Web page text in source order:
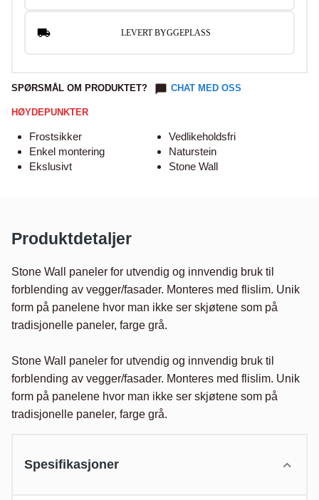
LEVERT BYGGEPLASS
SPØRSMÅL OM PRODUKTET? CHAT MED OSS
HØYDEPUNKTER
Frostsikker
Enkel montering
Ekslusivt
Vedlikeholdsfri
Naturstein
Stone Wall
Produktdetaljer
Stone Wall paneler for utvendig og innvendig bruk til
forblending av vegger/fasader. Monteres med flislim. Unik
form på panelene hvor man ikke ser skjøtene som på
tradisjonelle paneler, farge grå.
Stone Wall paneler for utvendig og innvendig bruk til
forblending av vegger/fasader. Monteres med flislim. Unik
form på panelene hvor man ikke ser skjøtene som på
tradisjonelle paneler, farge grå.
Spesifikasjoner